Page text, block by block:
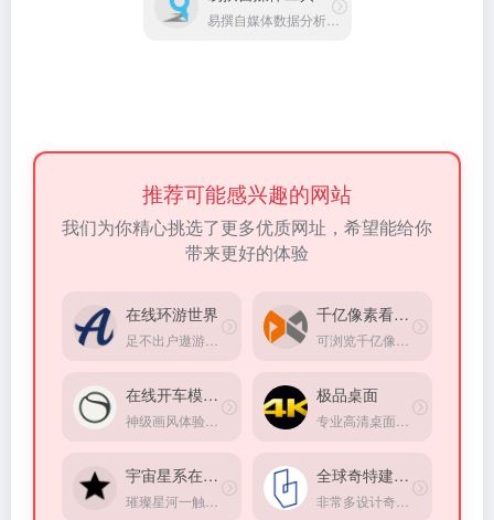
易撰自媒体数据分析工具
推荐可能感兴趣的网站
我们为你精心挑选了更多优质网址，希望能给你
带来更好的体验
在线环游世界 千亿像素看中国
在线开车模拟器 极品桌面
宇宙星系在线观赏 全球奇特建筑大赏